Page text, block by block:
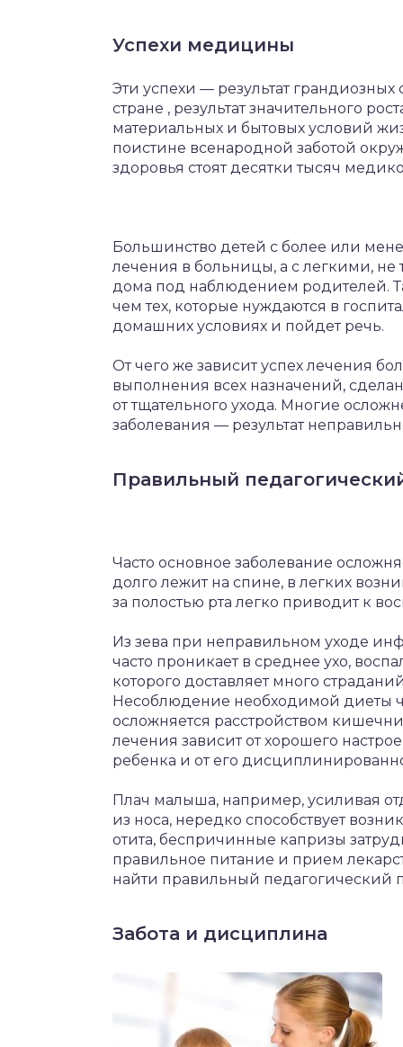
Успехи медицины
Эти успехи — результат
стране , результат значительного
материальных и бытовых условий
поистине всенародной заботой
здоровья стоят десятки тысяч
Большинство детей с более или
лечения в больницы, а с легкими,
дома под наблюдением родителей.
чем тех, которые нуждаются в
домашних условиях и пойдет речь.
От чего же зависит успех лечения
выполнения всех назначений,
от тщательного ухода. Многие
заболевания — результат
Правильный
Часто основное заболевание
долго лежит на спине, в легких
за полостью рта легко приводит к
Из зева при неправильном уходе
часто проникает в среднее ухо,
которого доставляет много
Несоблюдение необходимой диеты
осложняется расстройством
лечения зависит от хорошего
ребенка и от его
Плач малыша, например, усиливая
из носа, нередко способствует
отита, беспричинные капризы
правильное питание и прием
найти правильный педагогический
Забота и дисциплина